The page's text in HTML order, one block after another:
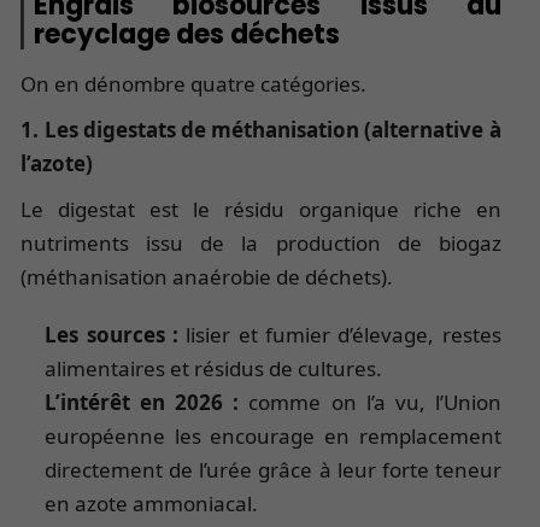
recyclage des déchets
On en dénombre quatre catégories.
1. Les digestats de méthanisation (alternative à
l’azote)
Le digestat est le résidu organique riche en
nutriments issu de la production de biogaz
(méthanisation anaérobie de déchets).
Les sources : lisier et fumier d’élevage, restes
alimentaires et résidus de cultures.
L’intérêt en 2026 : comme on l’a vu, l’Union
européenne les encourage en remplacement
directement de l’urée grâce à leur forte teneur
en azote ammoniacal.